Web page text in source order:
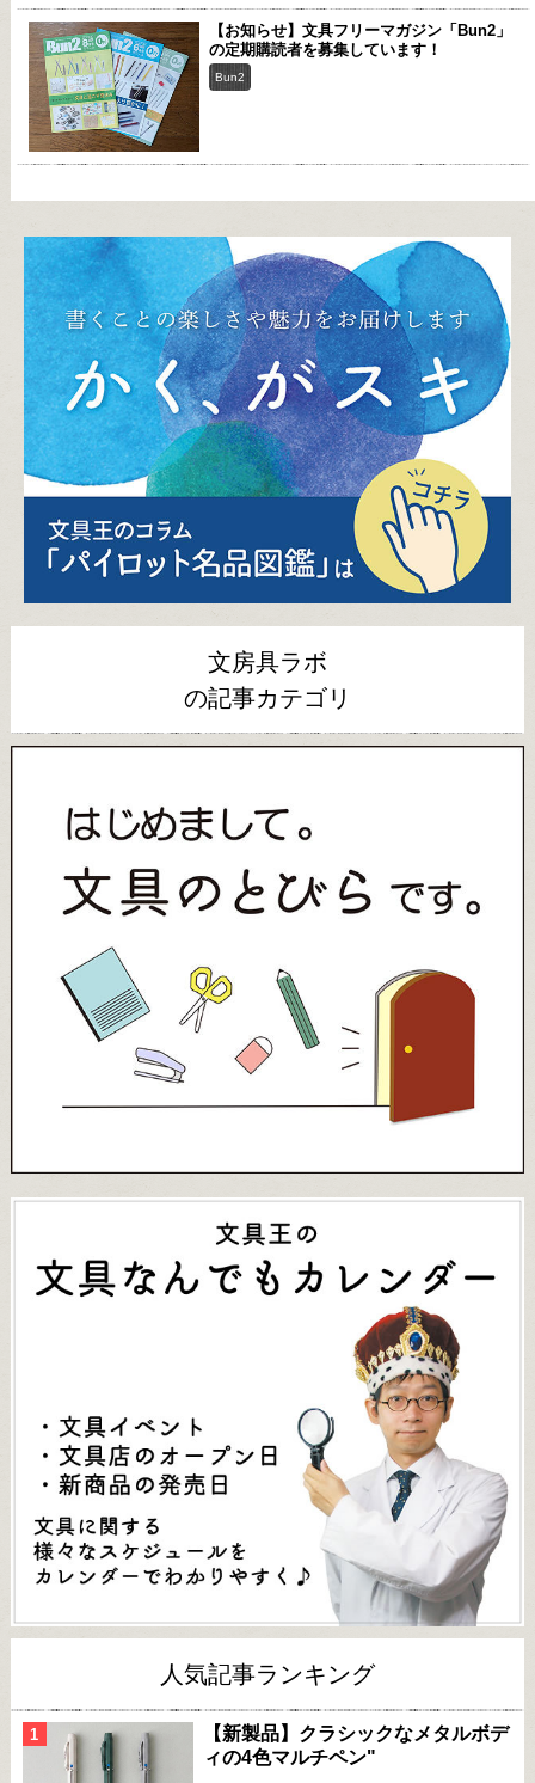
【お知らせ】文具フリーマガジン「Bun2」
の定期購読者を募集しています！
Bun2
文房具ラボ
の記事カテゴリ
人気記事ランキング
【新製品】クラシックなメタルボデ
ィの4色マルチペン"